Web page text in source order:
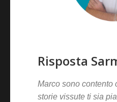
Risposta
Marco sono contento
storie vissute ti sia